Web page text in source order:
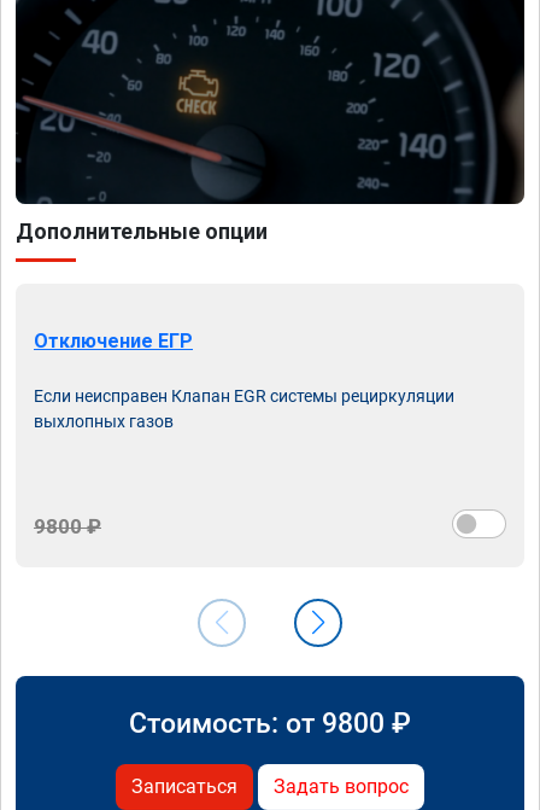
Дополнительные опции
Отключение ЕГР
Если неисправен Клапан EGR системы рециркуляции
выхлопных газов
9800 ₽
Стоимость: от 9800 ₽
Записаться Задать вопрос